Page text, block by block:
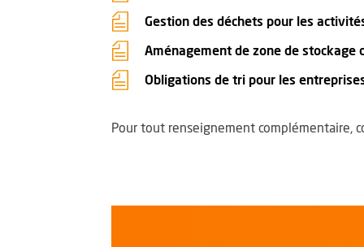
Gestion des déchets pour les
Aménagement de zone de stockage
Obligations de tri pour les
Pour tout renseignement complémentaire,